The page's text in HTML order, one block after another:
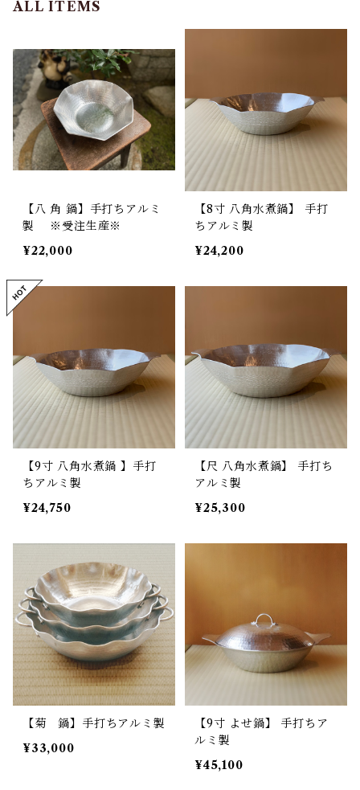
ALL ITEMS
【八 角 鍋】手打ちアルミ
製 ※受注生産※
¥22,000
【8寸 八角水煮鍋】 手打
ちアルミ製
¥24,200
【9寸 八角水煮鍋 】手打
ちアルミ製
¥24,750
【尺 八角水煮鍋】 手打ち
アルミ製
¥25,300
【菊 鍋】手打ちアルミ製
¥33,000
【9寸 よせ鍋】 手打ちア
ルミ製
¥45,100